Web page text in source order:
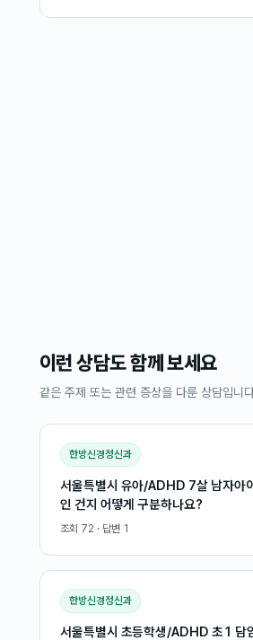
이런 상담도 함께 보세요
같은 주제 또는 관련 증상을 다룬 상담입니
한방신경정신과
서울특별시 유아/ADHD 7살 남자아
인 건지 어떻게 구분하나요?
조회 72 · 답변 1
한방신경정신과
서울특별시 초등학생/ADHD 초1 담